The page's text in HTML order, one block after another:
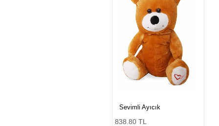
Sevimli Ayıcık
838.80 TL